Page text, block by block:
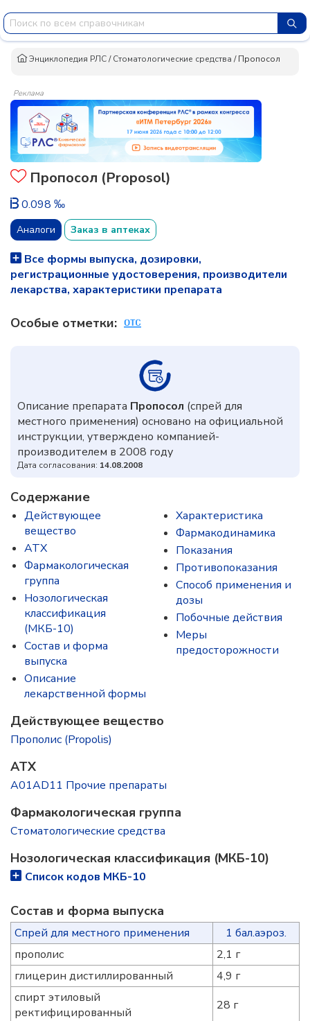
Энциклопедия РЛС/Стоматологические средства /Пропосол
Реклама
Пропосол (Proposol)
0.098 ‰
Аналоги Заказ в аптеках
Все формы выпуска, дозировки,
регистрационные удостоверения, производители
лекарства, характеристики препарата
Особые отметки:
Описание препарата Пропосол (спрей для
местного применения) основано на официальной
инструкции, утверждено компанией-
производителем в 2008 году
Дата согласования: 14.08.2008
Содержание
Действующее
вещество
ATX
Фармакологическая
группа
Нозологическая
классификация
(МКБ-10)
Состав и форма
выпускa
Описание
лекарственной формы
Характеристика
Фармакодинамика
Показания
Противопоказания
Способ применения и
дозы
Побочные действия
Меры
предосторожности
Действующее вещество
Прополис (Propolis)
ATX
A01AD11 Прочие препараты
Фармакологическая группа
Стоматологические средства
Нозологическая классификация (МКБ-10)
Список кодов МКБ-10
Состав и форма выпускa
Спрей для местного применения
1 бал.аэроз.
прополис
2,1 г
глицерин дистиллированный
4,9 г
спирт этиловый
ректифицированный
28 г